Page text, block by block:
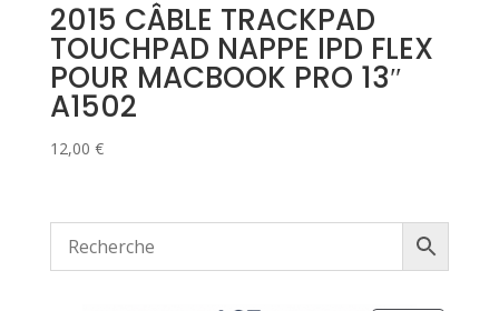
2015 CÂBLE TRACKPAD
TOUCHPAD NAPPE IPD FLEX
POUR MACBOOK PRO 13″
A1502
12,00 €